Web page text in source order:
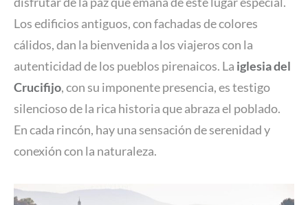
Los edificios antiguos, con fachadas de colores
cálidos, dan la bienvenida a los viajeros con la
autenticidad de los pueblos pirenaicos. La iglesia del
Crucifijo, con su imponente presencia, es testigo
silencioso de la rica historia que abraza el poblado.
En cada rincón, hay una sensación de serenidad y
conexión con la naturaleza.